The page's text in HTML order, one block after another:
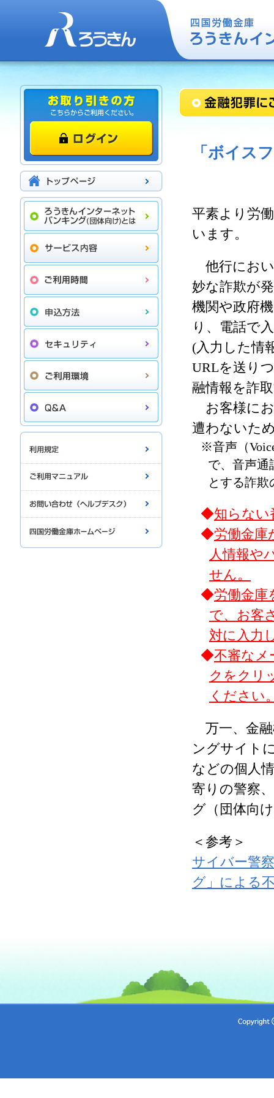
「ボイス
平素より労
います。
他行にお
妙な詐欺が
機関や政府
り、電話で
(入力した情
URLを送り
融情報を詐
お客様に
遭わないた
※音声（
で、音声通
とする詐欺
◆知らない
◆労働金庫
人情報や
せん。
◆労働金庫
で、お客
対に入力
◆不審なメ
クをクリ
ください
万一、金融
ングサイト
などの個人
寄りの警察
グ（団体向
＜参考＞
サイバー警
グ」による